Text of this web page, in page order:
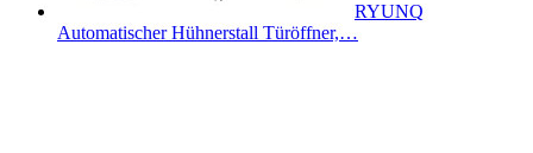
RYUNQ
Automatischer Hühnerstall Türöffner,…